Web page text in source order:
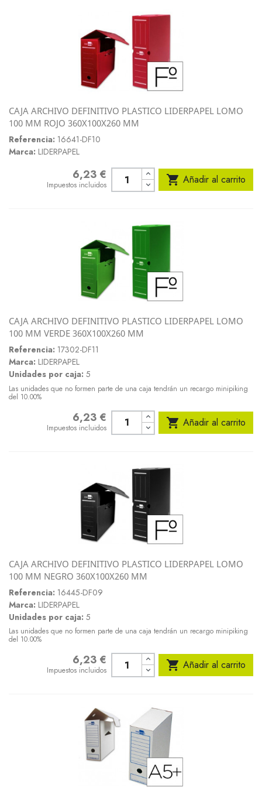
CAJA ARCHIVO DEFINITIVO PLASTICO LIDERPAPEL LOMO
100 MM ROJO 360X100X260 MM
Referencia: 16641-DF10
Marca: LIDERPAPEL
6,23 €
Impuestos incluidos  Añadir al carrito
CAJA ARCHIVO DEFINITIVO PLASTICO LIDERPAPEL LOMO
100 MM VERDE 360X100X260 MM
Referencia: 17302-DF11
Marca: LIDERPAPEL
Unidades por caja: 5
Las unidades que no formen parte de una caja tendrán un recargo minipiking
del 10.00%
6,23 €
Impuestos incluidos  Añadir al carrito
CAJA ARCHIVO DEFINITIVO PLASTICO LIDERPAPEL LOMO
100 MM NEGRO 360X100X260 MM
Referencia: 16445-DF09
Marca: LIDERPAPEL
Unidades por caja: 5
Las unidades que no formen parte de una caja tendrán un recargo minipiking
del 10.00%
6,23 €
Impuestos incluidos  Añadir al carrito